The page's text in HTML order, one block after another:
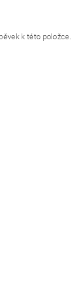
k této položce.